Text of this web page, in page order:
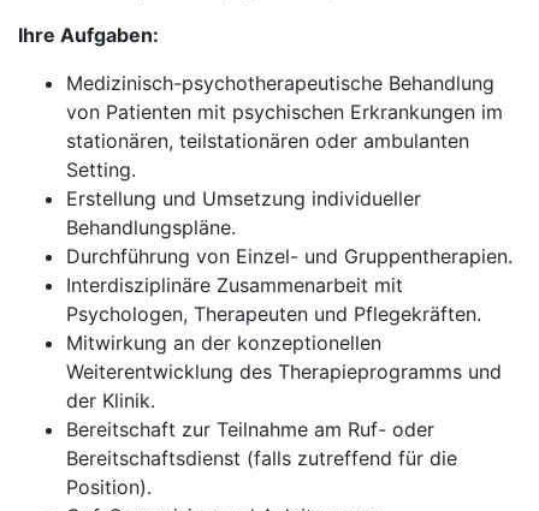
Ihre Aufgaben:
Medizinisch-psychotherapeutische Behandlung
von Patienten mit psychischen Erkrankungen im
stationären, teilstationären oder ambulanten
Setting.
Erstellung und Umsetzung individueller
Behandlungspläne.
Durchführung von Einzel- und Gruppentherapien.
Interdisziplinäre Zusammenarbeit mit
Psychologen, Therapeuten und Pflegekräften.
Mitwirkung an der konzeptionellen
Weiterentwicklung des Therapieprogramms und
der Klinik.
Bereitschaft zur Teilnahme am Ruf- oder
Bereitschaftsdienst (falls zutreffend für die
Position).